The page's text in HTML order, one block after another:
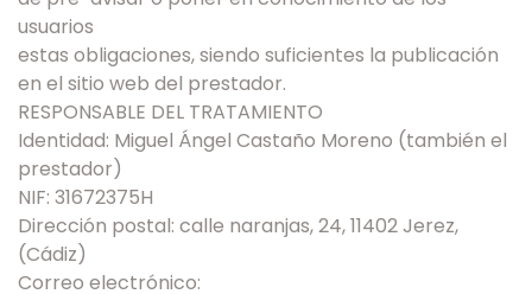
usuarios
estas obligaciones, siendo suficientes la publicación
en el sitio web del prestador.
RESPONSABLE DEL TRATAMIENTO
Identidad: Miguel Ángel Castaño Moreno (también el
prestador)
NIF: 31672375H
Dirección postal: calle naranjas, 24, 11402 Jerez,
(Cádiz)
Correo electrónico: